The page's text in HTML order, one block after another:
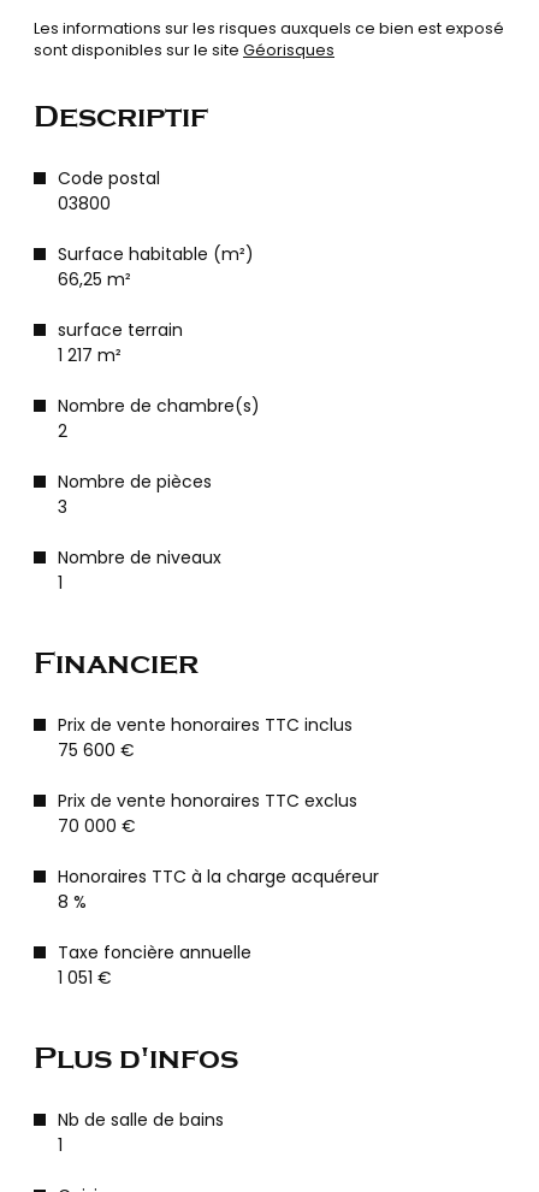
Les informations sur les risques auxquels ce bien est exposé
sont disponibles sur le site Géorisques
Descriptif
Code postal
03800
Surface habitable (m²)
66,25 m²
surface terrain
1 217 m²
Nombre de chambre(s)
2
Nombre de pièces
3
Nombre de niveaux
1
Financier
Prix de vente honoraires TTC inclus
75 600 €
Prix de vente honoraires TTC exclus
70 000 €
Honoraires TTC à la charge acquéreur
8 %
Taxe foncière annuelle
1 051 €
Plus d'infos
Nb de salle de bains
1